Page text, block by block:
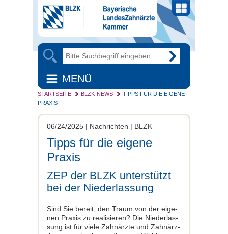
MENÜ
STARTSEITE BLZK-NEWS
TIPPS FÜR DIE EIGENE
PRAXIS
06/24/2025 | Nachrichten | BLZK
Tipps für die eigene
Praxis
ZEP der BLZK unterstützt
bei der Niederlassung
Sind Sie bereit, den Traum von der eige­
nen Praxis zu realisieren? Die Niederlas­
sung ist für viele Zahnärzte und Zahnärz­